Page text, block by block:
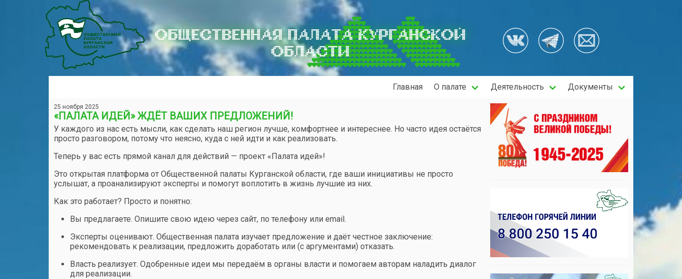
ОБЩЕСТВЕННАЯ ПАЛАТА КУРГАНСКОЙ
ОБЛАСТИ
Главная О палате Деятельность Документы
25 ноября 2025
«ПАЛАТА ИДЕЙ» ЖДЁТ ВАШИХ ПРЕДЛОЖЕНИЙ!
У каждого из нас есть мысли, как сделать наш регион лучше, комфортнее и интереснее. Но часто идея остаётся
просто разговором, потому что неясно, куда с ней идти и как реализовать.
Теперь у вас есть прямой канал для действий — проект «Палата идей»!
Это открытая платформа от Общественной палаты Курганской области, где ваши инициативы не просто
услышат, а проанализируют эксперты и помогут воплотить в жизнь лучшие из них.
Как это работает? Просто и понятно:
Вы предлагаете. Опишите свою идею через сайт, по телефону или email.
Эксперты оценивают. Общественная палата изучает предложение и даёт честное заключение:
рекомендовать к реализации, предложить доработать или (с аргументами) отказать.
Власть реализует. Одобренные идеи мы передаём в органы власти и помогаем авторам наладить диалог
для реализации.